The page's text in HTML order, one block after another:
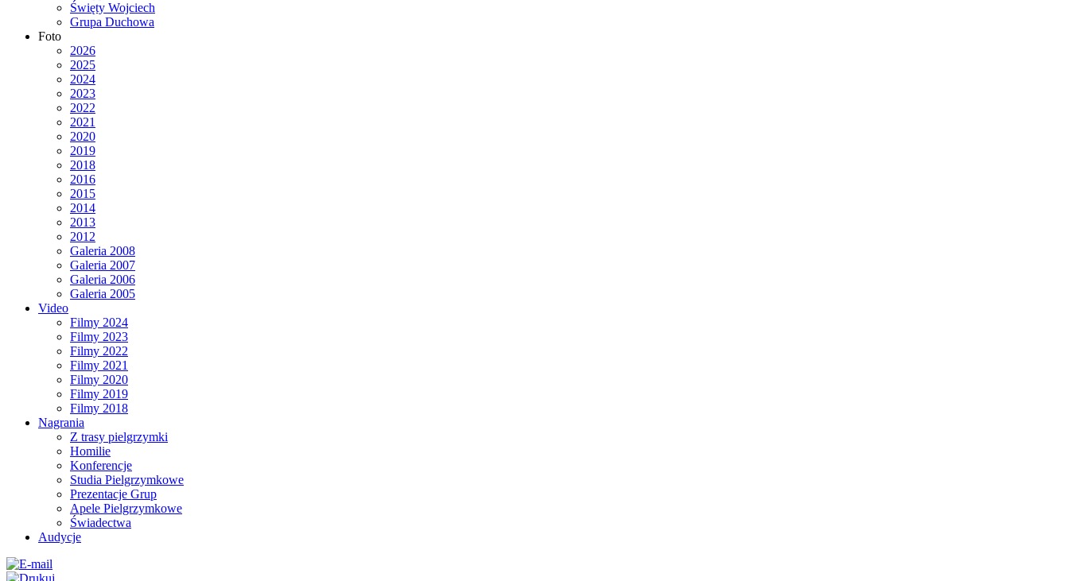
Święty Wojciech
Grupa Duchowa
Foto
2026
2025
2024
2023
2022
2021
2020
2019
2018
2016
2015
2014
2013
2012
Galeria 2008
Galeria 2007
Galeria 2006
Galeria 2005
Video
Filmy 2024
Filmy 2023
Filmy 2022
Filmy 2021
Filmy 2020
Filmy 2019
Filmy 2018
Nagrania
Z trasy pielgrzymki
Homilie
Konferencje
Studia Pielgrzymkowe
Prezentacje Grup
Apele Pielgrzymkowe
Świadectwa
Audycje